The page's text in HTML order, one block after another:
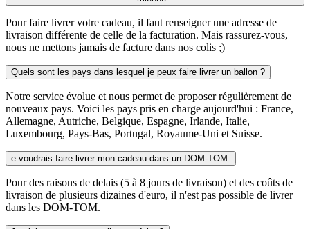
Pour faire livrer votre cadeau, il faut renseigner une adresse de
livraison différente de celle de la facturation. Mais rassurez-vous,
nous ne mettons jamais de facture dans nos colis ;)
Quels sont les pays dans lesquel je peux faire livrer un ballon ?
Notre service évolue et nous permet de proposer régulièrement de
nouveaux pays. Voici les pays pris en charge aujourd'hui : France,
Allemagne, Autriche, Belgique, Espagne, Irlande, Italie,
Luxembourg, Pays-Bas, Portugal, Royaume-Uni et Suisse.
e voudrais faire livrer mon cadeau dans un DOM-TOM.
Pour des raisons de delais (5 à 8 jours de livraison) et des coûts de
livraison de plusieurs dizaines d'euro, il n'est pas possible de livrer
dans les DOM-TOM.